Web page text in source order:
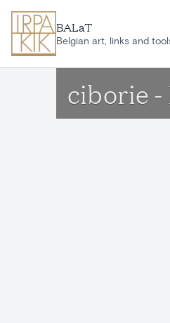
BALaT
Belgian art, links and
ciborie